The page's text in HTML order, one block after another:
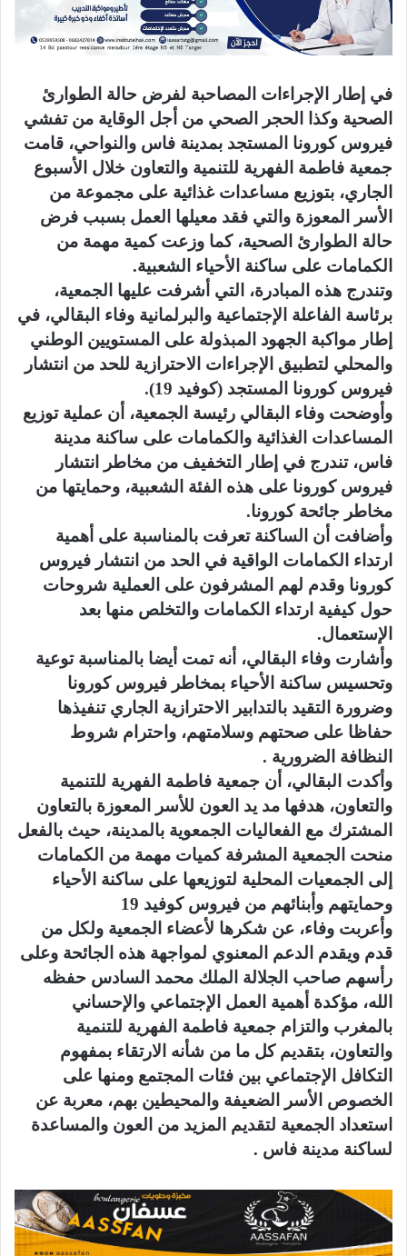
في إطار الإجراءات المصاحبة لفرض حالة الطوارئ
الصحية وكذا الحجر الصحي من أجل الوقاية من تفشي
فيروس كورونا المستجد بمدينة فاس والنواحي، قامت
جمعية فاطمة الفهرية للتنمية والتعاون خلال الأسبوع
الجاري، بتوزيع مساعدات غذائية على مجموعة من
الأسر المعوزة والتي فقد معيلها العمل بسبب فرض
حالة الطوارئ الصحية، كما وزعت كمية مهمة من
الكمامات على ساكنة الأحياء الشعبية.
وتندرج هذه المبادرة، التي أشرفت عليها الجمعية،
برئاسة الفاعلة الإجتماعية والبرلمانية وفاء البقالي، في
إطار مواكبة الجهود المبذولة على المستويين الوطني
والمحلي لتطبيق الإجراءات الاحترازية للحد من انتشار
فيروس كورونا المستجد (كوفيد 19).
وأوضحت وفاء البقالي رئيسة الجمعية، أن عملية توزيع
المساعدات الغذائية والكمامات على ساكنة مدينة
فاس، تندرج في إطار التخفيف من مخاطر انتشار
فيروس كورونا على هذه الفئة الشعبية، وحمايتها من
مخاطر جائحة كورونا.
وأضافت أن الساكنة تعرفت بالمناسبة على أهمية
ارتداء الكمامات الواقية في الحد من انتشار فيروس
كورونا وقدم لهم المشرفون على العملية شروحات
حول كيفية ارتداء الكمامات والتخلص منها بعد
الإستعمال.
وأشارت وفاء البقالي، أنه تمت أيضا بالمناسبة توعية
وتحسيس ساكنة الأحياء بمخاطر فيروس كورونا
وضرورة التقيد بالتدابير الاحترازية الجاري تنفيذها
حفاظا على صحتهم وسلامتهم، واحترام شروط
النظافة الضرورية .
وأكدت البقالي، أن جمعية فاطمة الفهرية للتنمية
والتعاون، هدفها مد يد العون للأسر المعوزة بالتعاون
المشترك مع الفعاليات الجمعوية بالمدينة، حيث بالفعل
منحت الجمعية المشرفة كميات مهمة من الكمامات
إلى الجمعيات المحلية لتوزيعها على ساكنة الأحياء
وحمايتهم وأبنائهم من فيروس كوفيد 19
وأعربت وفاء، عن شكرها لأعضاء الجمعية ولكل من
قدم ويقدم الدعم المعنوي لمواجهة هذه الجائحة وعلى
رأسهم صاحب الجلالة الملك محمد السادس حفظه
الله، مؤكدة أهمية العمل الإجتماعي والإحساني
بالمغرب والتزام جمعية فاطمة الفهرية للتنمية
والتعاون، بتقديم كل ما من شأنه الارتقاء بمفهوم
التكافل الإجتماعي بين فئات المجتمع ومنها على
الخصوص الأسر الضعيفة والمحيطين بهم، معربة عن
استعداد الجمعية لتقديم المزيد من العون والمساعدة
لساكنة مدينة فاس .